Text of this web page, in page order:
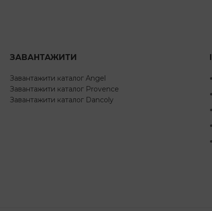
ЗАВАНТАЖИТИ
Завантажити каталог Angel
Завантажити каталог Provence
Завантажити каталог Dancoly